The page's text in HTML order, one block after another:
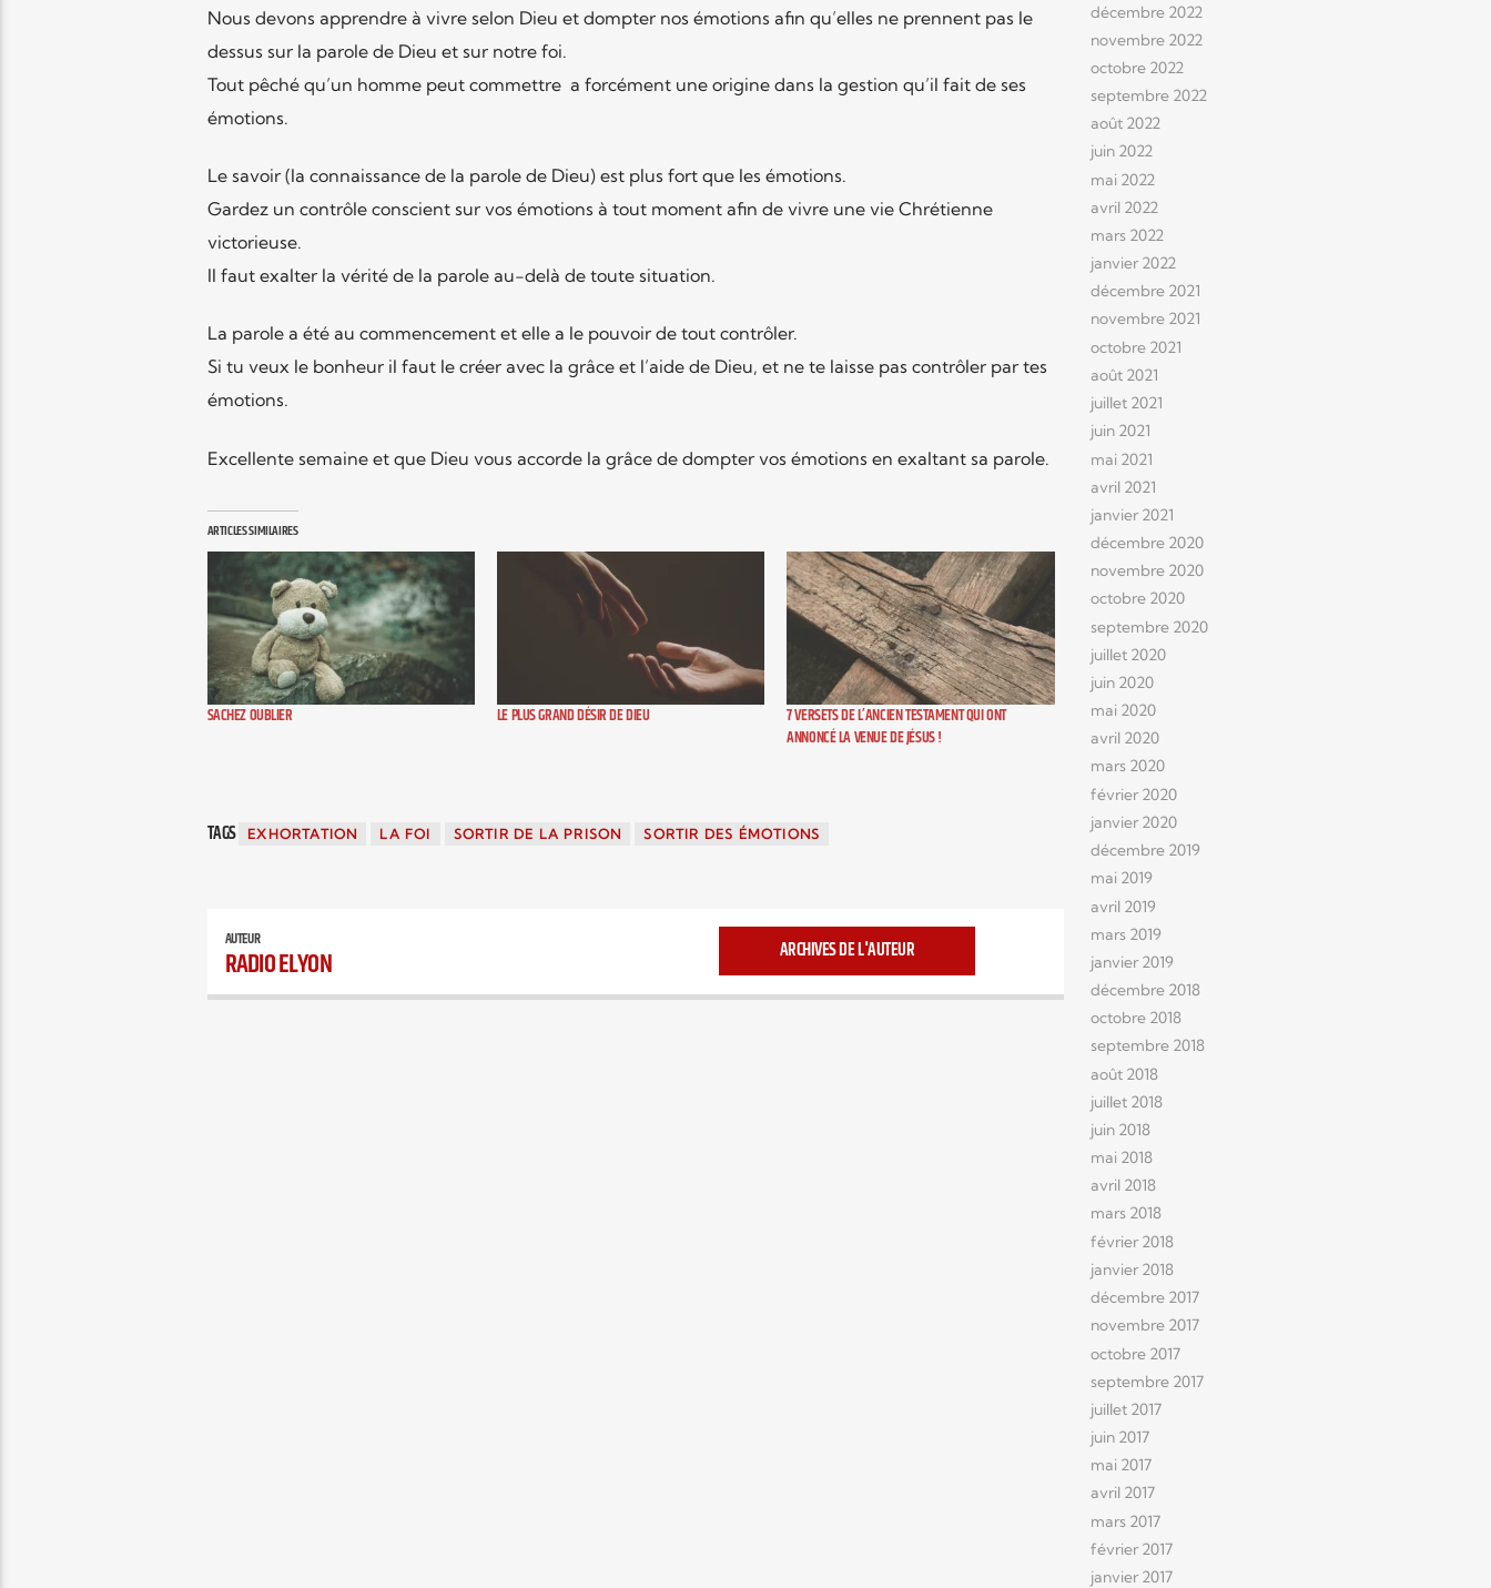
Nous devons apprendre à vivre selon Dieu et dompter nos émotions afin qu’elles ne prennent pas le
dessus sur la parole de Dieu et sur notre foi.
Tout pêché qu’un homme peut commettre a forcément une origine dans la gestion qu’il fait de ses
émotions.
Le savoir (la connaissance de la parole de Dieu) est plus fort que les émotions.
Gardez un contrôle conscient sur vos émotions à tout moment afin de vivre une vie Chrétienne
victorieuse.
Il faut exalter la vérité de la parole au-delà de toute situation.
La parole a été au commencement et elle a le pouvoir de tout contrôler.
Si tu veux le bonheur il faut le créer avec la grâce et l’aide de Dieu, et ne te laisse pas contrôler par tes
émotions.
Excellente semaine et que Dieu vous accorde la grâce de dompter vos émotions en exaltant sa parole.
ARTICLES SIMILAIRES
SACHEZ OUBLIER LE PLUS GRAND DÉSIR DE DIEU
7 VERSETS DE L’ANCIEN TESTAMENT QUI ONT
ANNONCÉ LA VENUE DE JÉSUS !
TAGS EXHORTATION LA FOI SORTIR DE LA PRISON SORTIR DES ÉMOTIONS
AUTEUR
RADIO ELYON ARCHIVES DE L'AUTEUR
décembre 2022
novembre 2022
octobre 2022
septembre 2022
août 2022
juin 2022
mai 2022
avril 2022
mars 2022
janvier 2022
décembre 2021
novembre 2021
octobre 2021
août 2021
juillet 2021
juin 2021
mai 2021
avril 2021
janvier 2021
décembre 2020
novembre 2020
octobre 2020
septembre 2020
juillet 2020
juin 2020
mai 2020
avril 2020
mars 2020
février 2020
janvier 2020
décembre 2019
mai 2019
avril 2019
mars 2019
janvier 2019
décembre 2018
octobre 2018
septembre 2018
août 2018
juillet 2018
juin 2018
mai 2018
avril 2018
mars 2018
février 2018
janvier 2018
décembre 2017
novembre 2017
octobre 2017
septembre 2017
juillet 2017
juin 2017
mai 2017
avril 2017
mars 2017
février 2017
janvier 2017